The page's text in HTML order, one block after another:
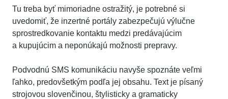
Tu treba byť mimoriadne ostražitý, je potrebné si
uvedomiť, že inzertné portály zabezpečujú výlučne
sprostredkovanie kontaktu medzi predávajúcim
a kupujúcim a neponúkajú možnosti prepravy.
Podvodnú SMS komunikáciu navyše spoznáte veľmi
ľahko, predovšetkým podľa jej obsahu. Text je písaný
strojovou slovenčinou, štylisticky a gramaticky